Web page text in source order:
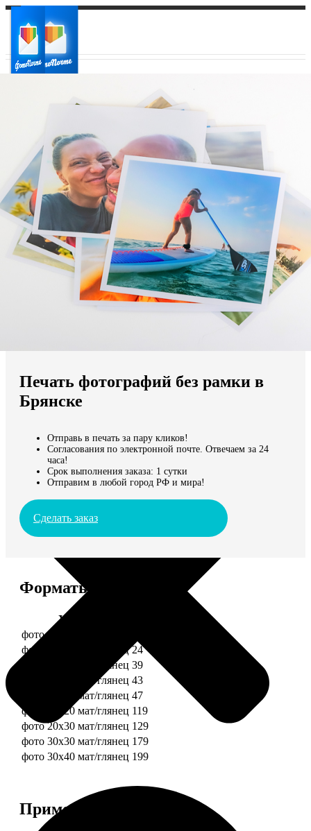
Ваш регион доставки
Выберите из списка:
Мы доставляем по всему миру
Продолжить без города
Печать фотографий без рамки в
Брянске
Отправь в печать за пару кликов!
Согласования по электронной почте. Отвечаем за 24
часа!
Срок выполнения заказа: 1 сутки
Отправим в любой город РФ и мира!
Сделать заказ
Форматы и цены
Услуга
фото 10х10 мат/глянец
фото 10х15 мат/глянец 24
фото 13х18 мат/глянец 39
фото 15х15 мат/глянец 43
фото 15х20 мат/глянец 47
фото 20х20 мат/глянец 119
фото 20х30 мат/глянец 129
фото 30х30 мат/глянец 179
фото 30х40 мат/глянец 199
Примеры работ